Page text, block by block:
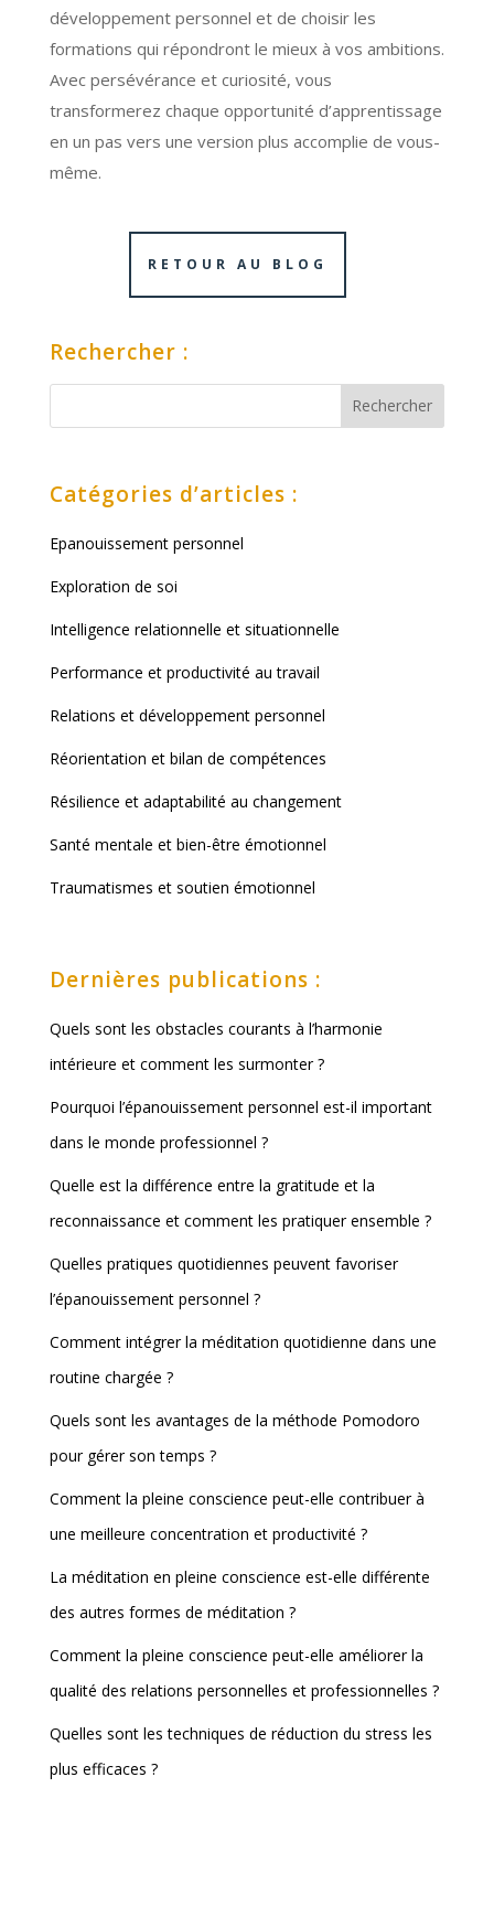
développement personnel et de choisir les
formations qui répondront le mieux à vos ambitions.
Avec persévérance et curiosité, vous
transformerez chaque opportunité d’apprentissage
en un pas vers une version plus accomplie de vous-
même.
RETOUR AU BLOG
Rechercher :
Catégories d’articles :
Epanouissement personnel
Exploration de soi
Intelligence relationnelle et situationnelle
Performance et productivité au travail
Relations et développement personnel
Réorientation et bilan de compétences
Résilience et adaptabilité au changement
Santé mentale et bien-être émotionnel
Traumatismes et soutien émotionnel
Dernières publications :
Quels sont les obstacles courants à l’harmonie
intérieure et comment les surmonter ?
Pourquoi l’épanouissement personnel est-il important
dans le monde professionnel ?
Quelle est la différence entre la gratitude et la
reconnaissance et comment les pratiquer ensemble ?
Quelles pratiques quotidiennes peuvent favoriser
l’épanouissement personnel ?
Comment intégrer la méditation quotidienne dans une
routine chargée ?
Quels sont les avantages de la méthode Pomodoro
pour gérer son temps ?
Comment la pleine conscience peut-elle contribuer à
une meilleure concentration et productivité ?
La méditation en pleine conscience est-elle différente
des autres formes de méditation ?
Comment la pleine conscience peut-elle améliorer la
qualité des relations personnelles et professionnelles ?
Quelles sont les techniques de réduction du stress les
plus efficaces ?